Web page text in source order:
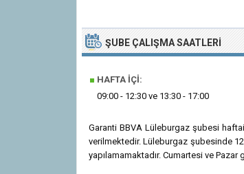
ŞUBE ÇALIŞMA SAATLERI
■ HAFTA İÇI:
09:00 - 12:30 ve 13:30 - 17:00
Garanti BBVA Lüleburgaz şubesi
verilmektedir. Lüleburgaz şubesinde
yapılamamaktadır. Cumartesi ve Pazar